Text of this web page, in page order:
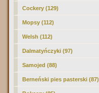
Cockery (129)
Mopsy (112)
Welsh (112)
Dalmatyńczyki (97)
Samojed (88)
Berneński pies pasterski (87)